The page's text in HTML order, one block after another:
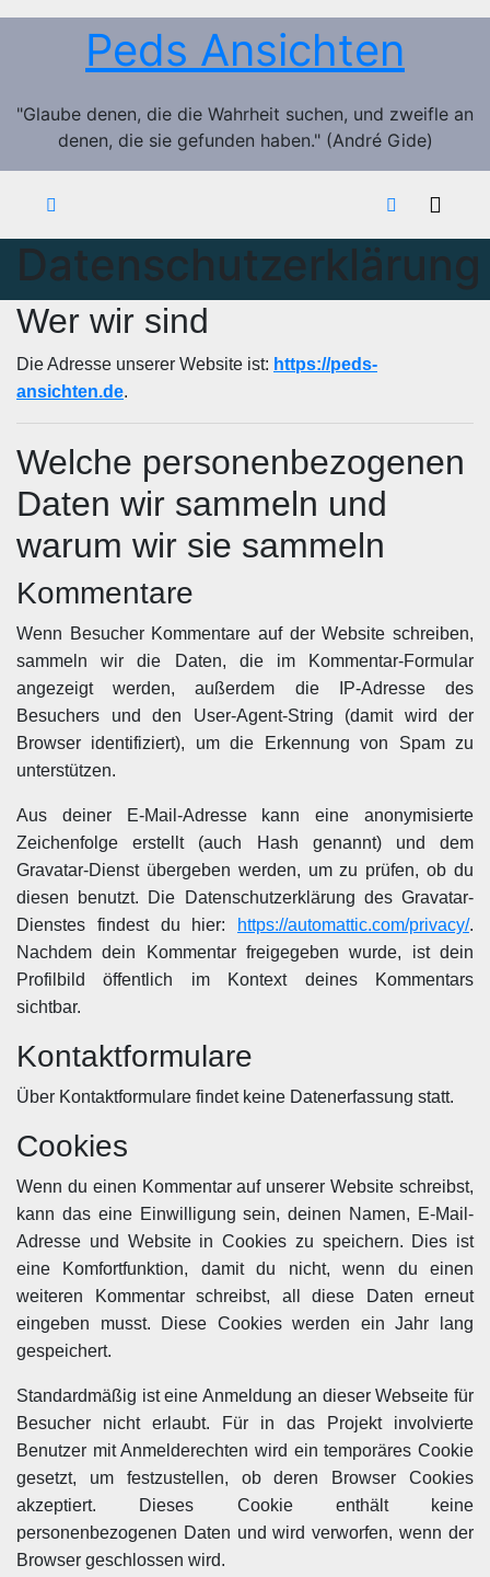
Zum
Peds Ansichten
"Glaube denen, die die Wahrheit suchen, und zweifle an
denen, die sie gefunden haben." (André Gide)
Datenschutzerklärung
Wer wir sind
Die Adresse unserer Website ist: https://peds-
ansichten.de.
Welche personenbezogenen
Daten wir sammeln und
warum wir sie sammeln
Kommentare
Wenn Besucher Kommentare auf der Website schreiben,
sammeln wir die Daten, die im Kommentar-Formular
angezeigt werden, außerdem die IP-Adresse des
Besuchers und den User-Agent-String (damit wird der
Browser identifiziert), um die Erkennung von Spam zu
unterstützen.
Aus deiner E-Mail-Adresse kann eine anonymisierte
Zeichenfolge erstellt (auch Hash genannt) und dem
Gravatar-Dienst übergeben werden, um zu prüfen, ob du
diesen benutzt. Die Datenschutzerklärung des Gravatar-
Dienstes findest du hier:
https://automattic.com/privacy/.
Nachdem dein Kommentar freigegeben wurde, ist dein
Profilbild öffentlich im Kontext deines Kommentars
sichtbar.
Kontaktformulare
Über Kontaktformulare findet keine Datenerfassung statt.
Cookies
Wenn du einen Kommentar auf unserer Website schreibst,
kann das eine Einwilligung sein, deinen Namen, E-Mail-
Adresse und Website in Cookies zu speichern. Dies ist
eine Komfortfunktion, damit du nicht, wenn du einen
weiteren Kommentar schreibst, all diese Daten erneut
eingeben musst. Diese Cookies werden ein Jahr lang
gespeichert.
Standardmäßig ist eine Anmeldung an dieser Webseite für
Besucher nicht erlaubt. Für in das Projekt involvierte
Benutzer mit Anmelderechten wird ein temporäres Cookie
gesetzt, um festzustellen, ob deren Browser Cookies
akzeptiert. Dieses Cookie enthält keine
personenbezogenen Daten und wird verworfen, wenn der
Browser geschlossen wird.